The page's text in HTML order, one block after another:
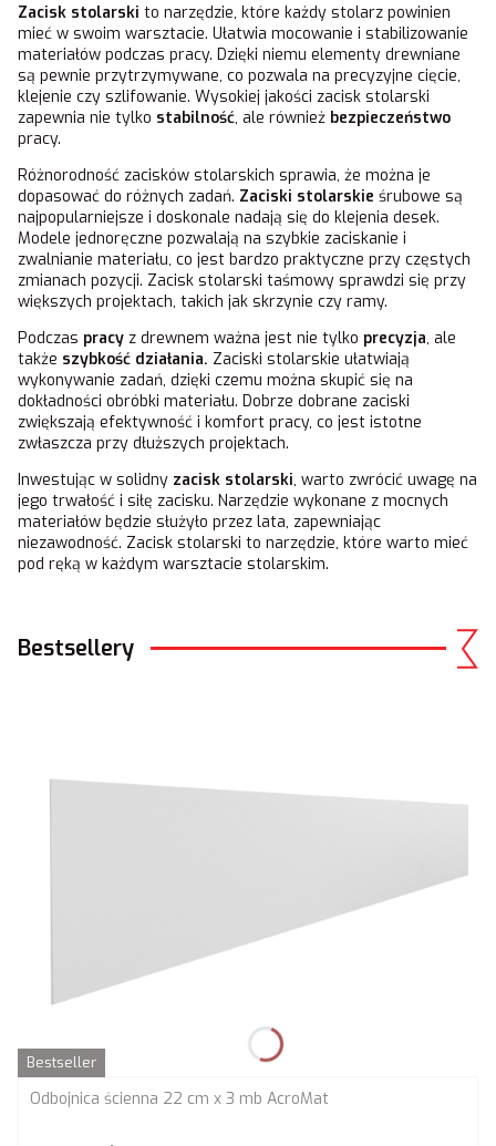
Zacisk stolarski to narzędzie, które każdy stolarz powinien
mieć w swoim warsztacie. Ułatwia mocowanie i stabilizowanie
materiałów podczas pracy. Dzięki niemu elementy drewniane
są pewnie przytrzymywane, co pozwala na precyzyjne cięcie,
klejenie czy szlifowanie. Wysokiej jakości zacisk stolarski
zapewnia nie tylko stabilność, ale również bezpieczeństwo
pracy.
Różnorodność zacisków stolarskich sprawia, że można je
dopasować do różnych zadań. Zaciski stolarskie śrubowe są
najpopularniejsze i doskonale nadają się do klejenia desek.
Modele jednoręczne pozwalają na szybkie zaciskanie i
zwalnianie materiału, co jest bardzo praktyczne przy częstych
zmianach pozycji. Zacisk stolarski taśmowy sprawdzi się przy
większych projektach, takich jak skrzynie czy ramy.
Podczas pracy z drewnem ważna jest nie tylko precyzja, ale
także szybkość działania. Zaciski stolarskie ułatwiają
wykonywanie zadań, dzięki czemu można skupić się na
dokładności obróbki materiału. Dobrze dobrane zaciski
zwiększają efektywność i komfort pracy, co jest istotne
zwłaszcza przy dłuższych projektach.
Inwestując w solidny zacisk stolarski, warto zwrócić uwagę na
jego trwałość i siłę zacisku. Narzędzie wykonane z mocnych
materiałów będzie służyło przez lata, zapewniając
niezawodność. Zacisk stolarski to narzędzie, które warto mieć
pod ręką w każdym warsztacie stolarskim.
Bestsellery
Bestseller
Odbojnica ścienna 22 cm x 3 mb AcroMat